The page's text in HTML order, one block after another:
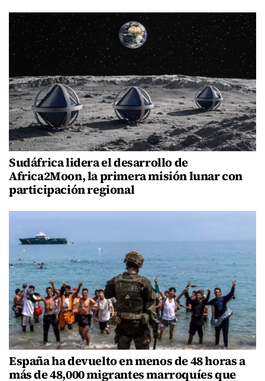
Sudáfrica lidera el desarrollo de
Africa2Moon, la primera misión lunar con
participación regional
España ha devuelto en menos de 48 horas a
más de 48,000 migrantes marroquíes que